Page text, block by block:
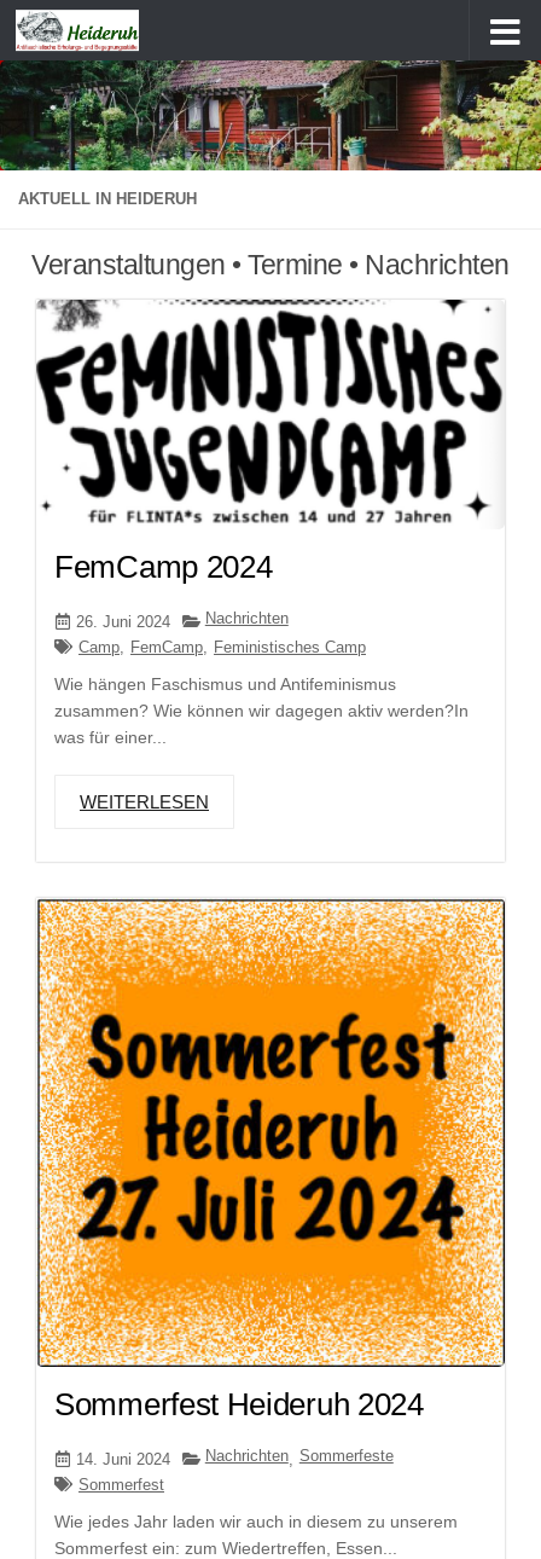
Zum Inhalt springen
AKTUELL IN HEIDERUH
Veranstaltungen • Termine • Nachrichten
FemCamp 2024
26. Juni 2024
Nachrichten
Camp
FemCamp Feministisches Camp
Wie hängen Faschismus und Antifeminismus
zusammen? Wie können wir dagegen aktiv werden?In
was für einer...
WEITERLESEN
Sommerfest Heideruh 2024
14. Juni 2024 Nachrichten, Sommerfeste
Sommerfest
Wie jedes Jahr laden wir auch in diesem zu unserem
Sommerfest ein: zum Wiedertreffen, Essen...